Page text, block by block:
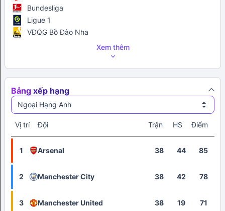
Bundesliga
Ligue 1
VĐQG Bồ Đào Nha
Xem thêm
Bảng xếp hạng
Ngoại Hạng Anh
Vị trí Đội Trận HS Điểm
1 Arsenal 38 44 85
2 Manchester City 38 42 78
3 Manchester United 38 19 71